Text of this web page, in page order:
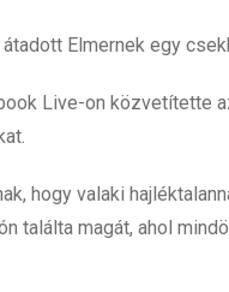
Elmernek egy
Live-on közvetítette
hogy valaki
találta magát, ahol